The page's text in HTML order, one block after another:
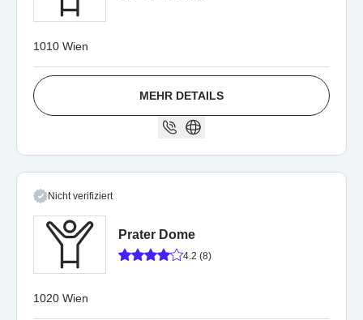
1010 Wien
MEHR DETAILS
Nicht verifiziert
Prater Dome
4.2 (8)
1020 Wien